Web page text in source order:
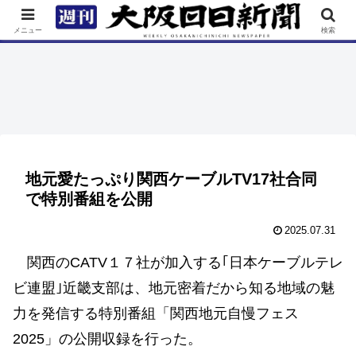
TOP 特集 ニュース 連載 街ネタ イベント
地元愛たっぷり関西ケーブルTV17社合同
で特別番組を公開
2025.07.31
関西のCATV１７社が加入する｢日本ケーブルテレ
ビ連盟｣近畿支部は、地元密着だから知る地域の魅
力を発信する特別番組「関西地元自慢フェス
2025」の公開収録を行った。
メニュー 検索